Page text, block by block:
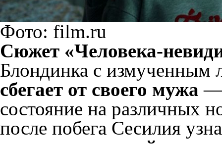
Фото: film.ru
Сюжет «Человека-
Блондинка с измученным
сбегает от своего мужа —
состояние на различных
после побега Сесилия